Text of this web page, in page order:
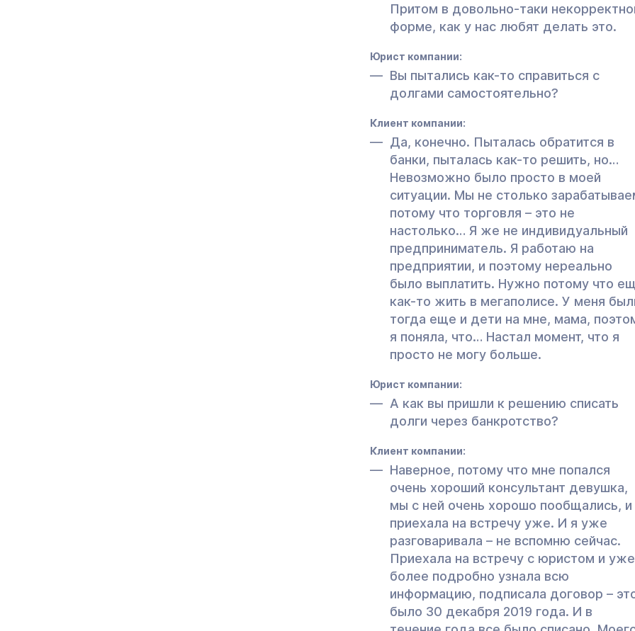
Притом в довольно-таки
форме, как у нас любят делать это.
Юрист компании:
Вы пытались как-то справиться с
долгами самостоятельно?
Клиент компании:
Да, конечно. Пыталась обратится в
банки, пыталась как-то решить, но…
Невозможно было просто в моей
ситуации. Мы не столько
потому что торговля – это не
настолько… Я же не индивидуальный
предприниматель. Я работаю на
предприятии, и поэтому нереально
было выплатить. Нужно потому что
как-то жить в мегаполисе. У меня
тогда еще и дети на мне, мама,
я поняла, что… Настал момент, что я
просто не могу больше.
Юрист компании:
А как вы пришли к решению списать
долги через банкротство?
Клиент компании:
Наверное, потому что мне попался
очень хороший консультант девушка,
мы с ней очень хорошо пообщались, и
приехала на встречу уже. И я уже
разговаривала – не вспомню сейчас.
Приехала на встречу с юристом и уже
более подробно узнала всю
информацию, подписала договор –
было 30 декабря 2019 года. И в